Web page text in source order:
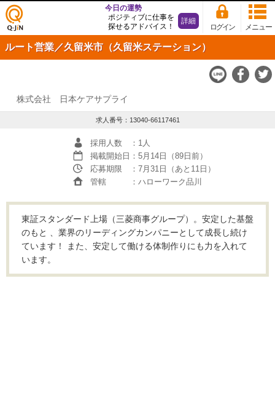
仕事
探し
の求
Q-JiN
メニュー
ログイン
今日の運勢
ポジティブに仕事を
探せるアドバイス！
詳細
ルート営業／久留米市（久留米ステーション）
株式会社 日本ケアサプライ
求人番号：13040-66117461
採用人数
：1人
掲載開始日 ：5月14日（89日前）
応募期限
：7月31日（あと11日）
管轄
：ハローワーク品川
東証スタンダード上場（三菱商事グループ）。安定した基盤
のもと 、業界のリーディングカンパニーとして成長し続け
ています！ また、安定して働ける体制作りにも力を入れて
います。